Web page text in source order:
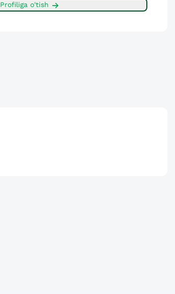
Profiliga o'tish